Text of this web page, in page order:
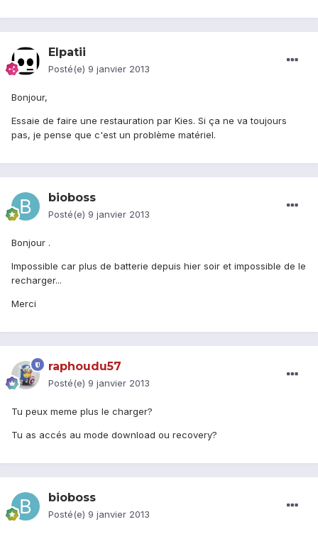
Elpatii
Posté(e) 9 janvier 2013
Bonjour,
Essaie de faire une restauration par Kies. Si ça ne va toujours
pas, je pense que c'est un problème matériel.
bioboss
Posté(e) 9 janvier 2013
Bonjour .
Impossible car plus de batterie depuis hier soir et impossible de le
recharger...
Merci
raphoudu57
Posté(e) 9 janvier 2013
Tu peux meme plus le charger?
Tu as accés au mode download ou recovery?
bioboss
Posté(e) 9 janvier 2013